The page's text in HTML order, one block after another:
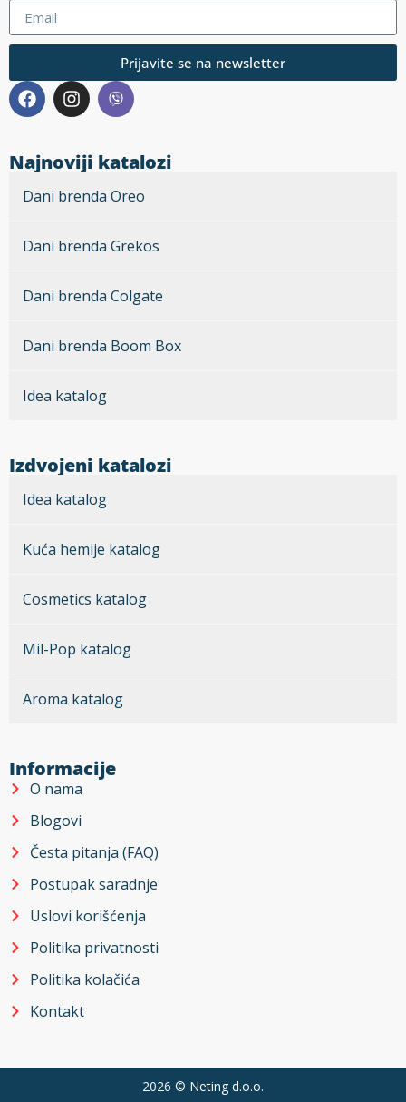
Prijavite se na newsletter
Najnoviji katalozi
Dani brenda Oreo
Dani brenda Grekos
Dani brenda Colgate
Dani brenda Boom Box
Idea katalog
Izdvojeni katalozi
Idea katalog
Kuća hemije katalog
Cosmetics katalog
Mil-Pop katalog
Aroma katalog
Informacije
O nama
Blogovi
Česta pitanja (FAQ)
Postupak saradnje
Uslovi korišćenja
Politika privatnosti
Politika kolačića
Kontakt
2026 © Neting d.o.o.